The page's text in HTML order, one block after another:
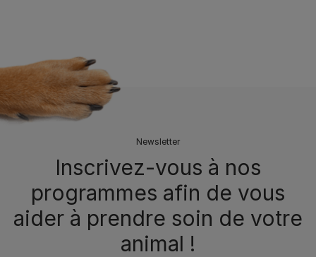
Newsletter
Inscrivez-vous à nos
programmes afin de vous
aider à prendre soin de votre
animal !